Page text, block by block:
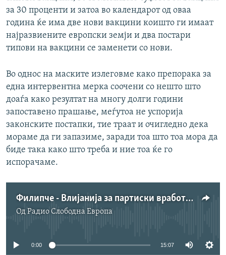
за 30 проценти и затоа во календарот од оваа
година ќе има две нови вакцини коишто ги имаат
најразвиените европски земји и два постари
типови на вакцини се заменети со нови.
Во однос на маските излеговме како препорака за
една интервентна мерка соочени со нешто што
доаѓа како резултат на многу долги години
запоставено прашање, меѓутоа не успорија
законските постапки, тие траат и очигледно дека
мораме да ги запазиме, заради тоа што тоа мора да
биде така како што треба и ние тоа ќе го
испорачаме.
Филипче - Влијанија за партиски вработувања имало, но ги сведуваме на минимум
ОдРадио Слободна Eвропа
No media source currently available
0:00 15:07